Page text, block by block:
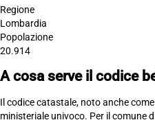
Regione
Lombardia
Popolazione
20.914
A cosa serve il codice
Il codice catastale, noto anche come
ministeriale univoco. Per il comune